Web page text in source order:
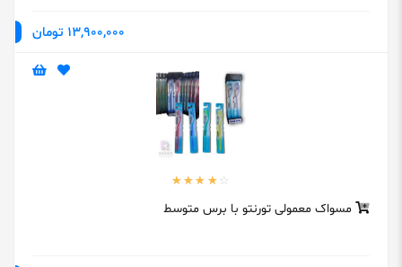
13,900,000 تومان
مسواک معمولی تورنتو با برس متوسط